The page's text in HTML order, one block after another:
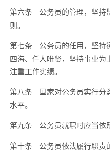
第六条
公务员的管理，坚持
则。
第七条
公务员的任用，坚持
四海、任人唯贤，坚持事业为
注重工作实绩。
第八条
国家对公务员实行分
水平。
第九条 公务员就职时应当依
第十条 公务员依法履行职责